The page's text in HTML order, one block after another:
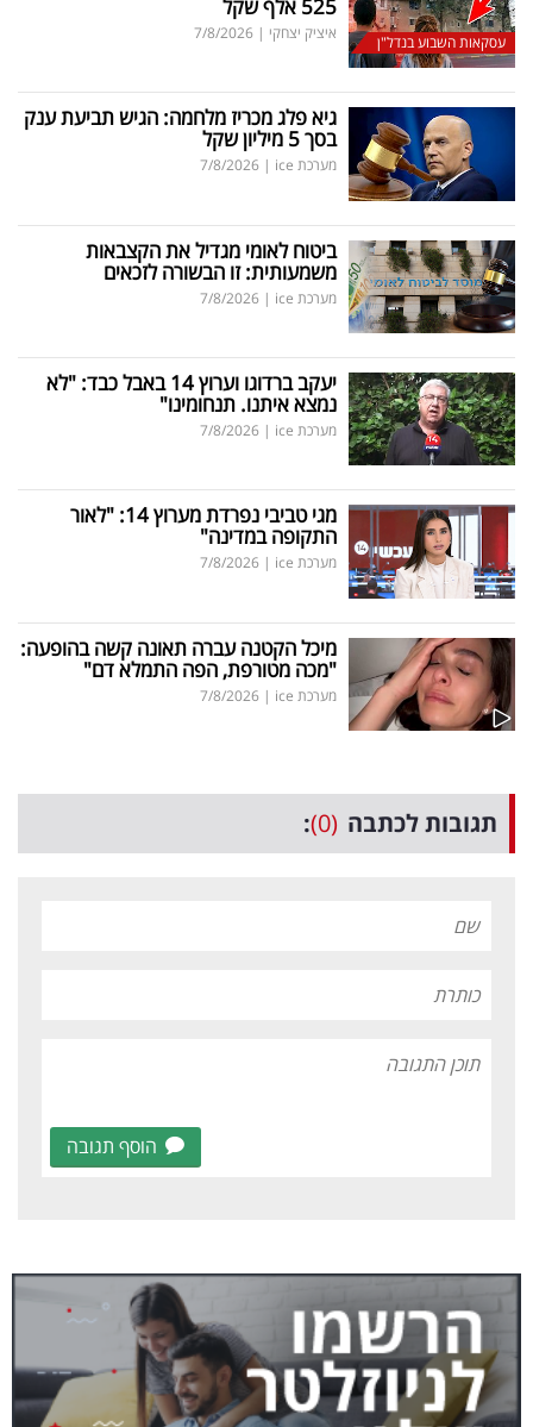
עסקאות השבוע בנדל"ן
525 אלף שקל
איציק יצחקי |
7/8/2026
גיא פלג מכריז מלחמה: הגיש תביעת ענק
בסך 5 מיליון שקל
מערכת ice |
7/8/2026
ביטוח לאומי מגדיל את הקצבאות
משמעותית: זו הבשורה לזכאים
מערכת ice |
7/8/2026
יעקב ברדוגו וערוץ 14 באבל כבד: "לא
נמצא איתנו. תנחומינו"
מערכת ice |
7/8/2026
מגי טביבי נפרדת מערוץ 14: "לאור
התקופה במדינה"
מערכת ice |
7/8/2026
מיכל הקטנה עברה תאונה קשה בהופעה:
"מכה מטורפת, הפה התמלא דם"
מערכת ice |
7/8/2026
תגובות לכתבה (0)
:
הוסף תגובה